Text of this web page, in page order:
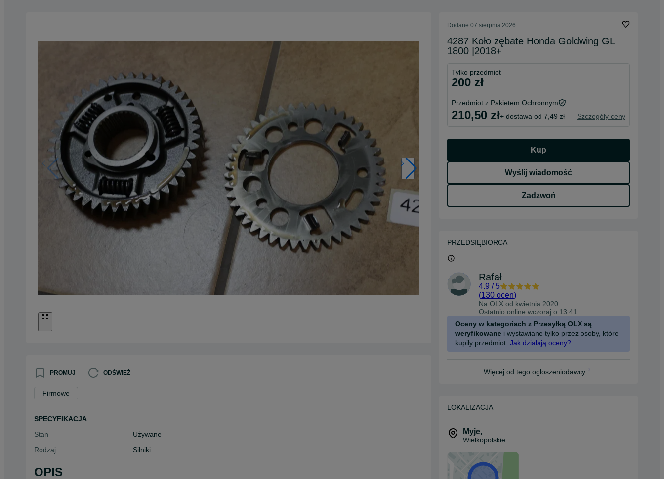
PROMUJ ODŚWIEŻ
Firmowe
SPECYFIKACJA
Stan
Używane
Rodzaj
Silniki
OPIS
Dodane 07 sierpnia 2026
4287 Koło zębate Honda Goldwing GL
1800 |2018+
Tylko przedmiot
200 zł
Przedmiot z Pakietem Ochronnym
210,50 zł+ dostawa od 7,49 zł Szczegóły ceny
Kup
Wyślij wiadomość
Zadzwoń
PRZEDSIĘBIORCA
Rafał
4.9 / 5
(130 ocen)
Na OLX od kwietnia 2020
Ostatnio online wczoraj o 13:41
Oceny w kategoriach z Przesyłką OLX są
weryfikowane i wystawiane tylko przez osoby, które
kupiły przedmiot. Jak działają oceny?
Więcej od tego ogłoszeniodawcy
LOKALIZACJA
Myje,
Wielkopolskie